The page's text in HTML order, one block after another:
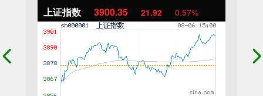
上证指数 3900.35 21.92 0.57%